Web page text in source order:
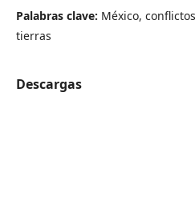
Palabras clave: México,
tierras
Descargas